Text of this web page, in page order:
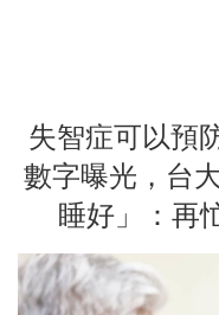
失智症可以預
數字曝光，台
睡好」：再